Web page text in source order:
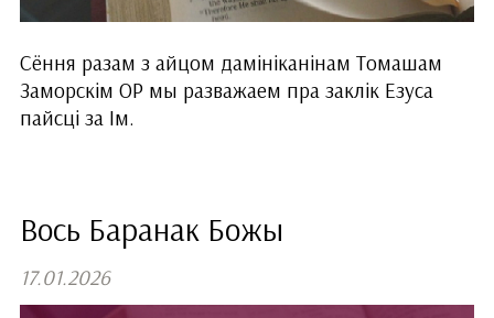
Сёння разам з айцом дамініканінам Томашам
Заморскім ОР мы разважаем пра заклік Езуса
пайсці за Ім.
Вось Баранак Божы
17.01.2026